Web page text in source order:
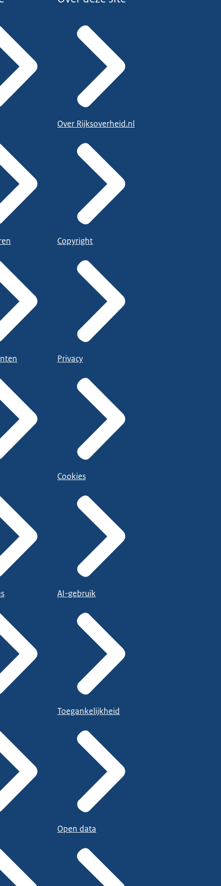
Over Rijksoverheid.nl
Copyright
Privacy
Cookies
AI-gebruik
Toegankelijkheid
Open data